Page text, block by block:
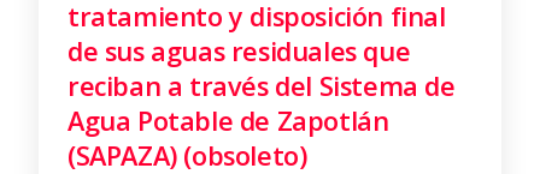
tratamiento y disposición final
de sus aguas residuales que
reciban a través del Sistema de
Agua Potable de Zapotlán
(SAPAZA) (obsoleto)